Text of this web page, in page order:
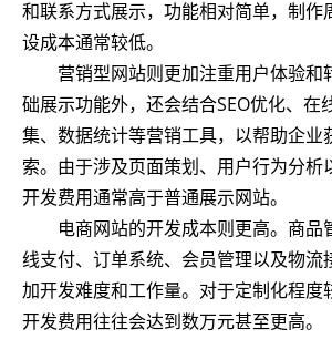
和联系方式展示，功能相对简单，制作
设成本通常较低。
营销型网站则更加注重用户体验和
础展示功能外，还会结合SEO优化、在
集、数据统计等营销工具，以帮助企业
索。由于涉及页面策划、用户行为分析
开发费用通常高于普通展示网站。
电商网站的开发成本则更高。商品
线支付、订单系统、会员管理以及物流
加开发难度和工作量。对于定制化程度
开发费用往往会达到数万元甚至更高。